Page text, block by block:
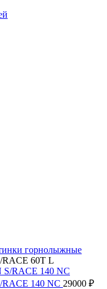
горнолыжные
60T L
140 NC 29000 ₽